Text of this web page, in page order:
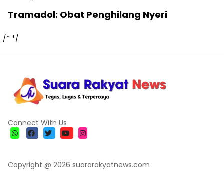
Tramadol: Obat Penghilang Nyeri
/* */
Connect With Us
Copyright @ 2026 suararakyatnews.com